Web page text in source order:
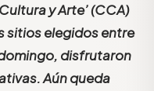
y Arte’ (CCA)
sitios elegidos entre
disfrutaron
Aún queda